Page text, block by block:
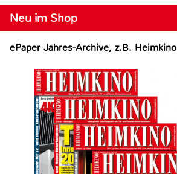
Neu im Shop
ePaper Jahres-Archive, z.B. Heimkino